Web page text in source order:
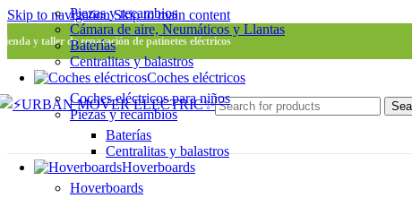
Skip to navigationSkip to main content
y taller de reparación de patinetes eléctricos
Piezas y recambios
Cámara de aire, Neumáticos y Llantas
Baterías
Centralitas y balastros
Coches eléctricos
Coches eléctricos para niños
Piezas y recambios
Baterías
Centralitas y balastros
Hoverboards
Hoverboards